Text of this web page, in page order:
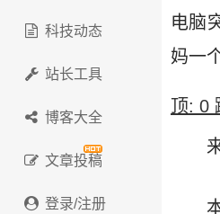
科技动态
站长工具
博客大全
文章投稿
登录/注册
电脑
妈一
顶: 0